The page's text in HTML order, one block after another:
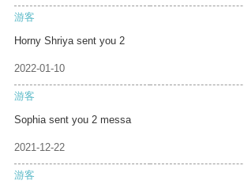
游客
Horny Shriya sent you 2
2022-01-10
游客
Sophia sent you 2 messa
2021-12-22
游客